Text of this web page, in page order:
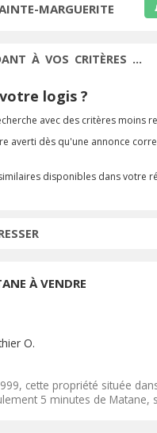
MARGUERITE
À VOS CRITÈRES ...
logis ?
avec des critères moins
averti dès qu'une annonce
disponibles dans votre
À VENDRE
O.
cette propriété située
5 minutes de Matane,